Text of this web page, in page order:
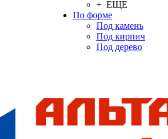
+ ЕЩЕ
По форме
Под камень
Под кирпич
Под дерево